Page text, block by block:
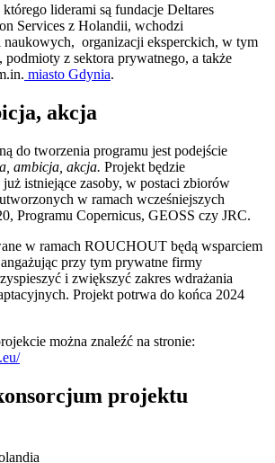
liderami są fundacje Deltares
Services z Holandii, wchodzi
naukowych, organizacji eksperckich, w tym
podmioty z sektora prywatnego, a także
miasto Gdynia.
akcja
do tworzenia programu jest podejście
ambicja, akcja. Projekt będzie
istniejące zasoby, w postaci zbiorów
w ramach wcześniejszych
Programu Copernicus, GEOSS czy JRC.
w ramach ROUCHOUT będą wsparciem
przy tym prywatne firmy
i zwiększyć zakres wdrażania
Projekt potrwa do końca 2024
można znaleźć na stronie:
projektu